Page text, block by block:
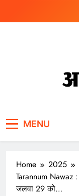
MENU
Home 2025
Tarannum
जलवा 29 को…